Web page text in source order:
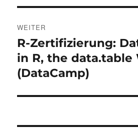
WEITER
Nächster
Beitrag:
R-Zertifizierung:
in R, the data.table
(DataCamp)